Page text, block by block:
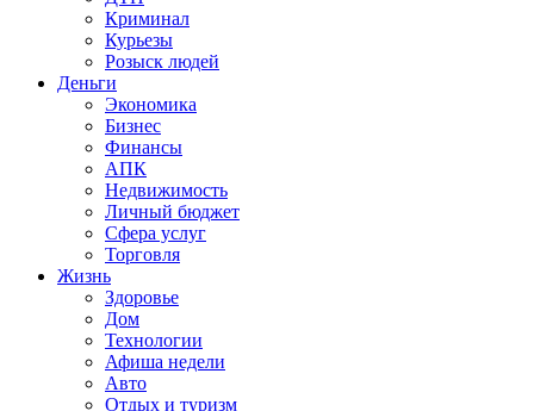
Криминал
Курьезы
Розыск людей
Деньги
Экономика
Бизнес
Финансы
АПК
Недвижимость
Личный бюджет
Сфера услуг
Торговля
Жизнь
Здоровье
Дом
Технологии
Афиша недели
Авто
Отдых и туризм